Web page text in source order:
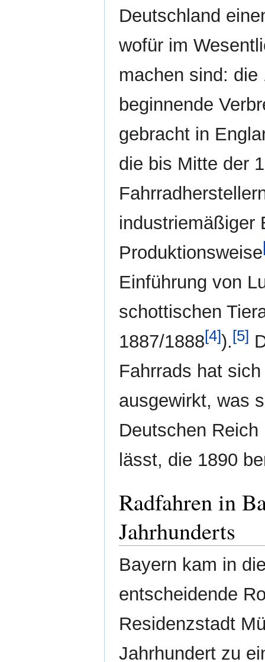
Deutschland
wofür im
machen sind: die
beginnende
gebracht in
die bis Mitte der
industriemäßiger
Produktionsweise
Einführung von
schottischen
1887/1888[4]).[5]
Fahrrads hat
ausgewirkt, was
Deutschen
lässt, die 1890
Radfahren in
Jahrhunderts
Bayern kam in
entscheidende
Residenzstadt
Jahrhundert zu